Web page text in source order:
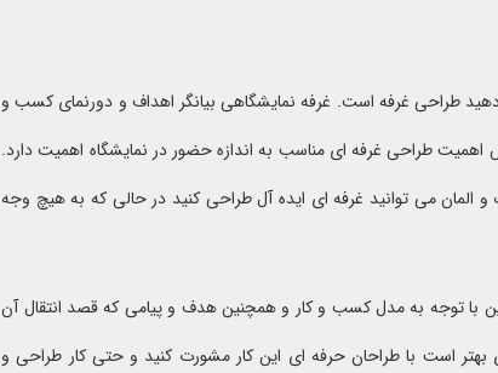
طراحی غرفه است. غرفه نمایشگاهی بیانگر اهداف و دورنمای کسب و
طراحی غرفه ای مناسب به اندازه حضور در نمایشگاه اهمیت دارد.
المان می توانید غرفه ای ایده آل طراحی کنید در حالی که به هیچ وجه
با توجه به مدل کسب و کار و همچنین هدف و پیامی که قصد انتقال آن
است با طراحان حرفه ای این کار مشورت کنید و حتی کار طراحی و